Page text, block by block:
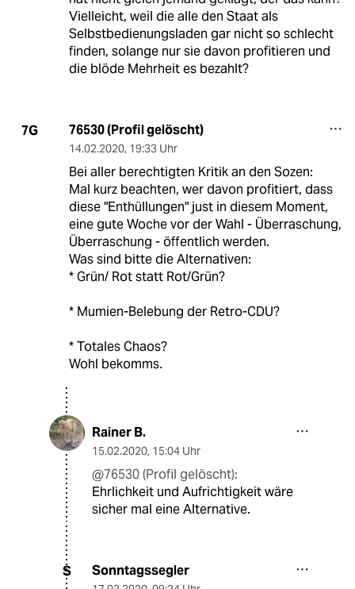
Vielleicht, weil die alle den Staat als
Selbstbedienungsladen gar nicht so schlecht
finden, solange nur sie davon profitieren und
die blöde Mehrheit es bezahlt?
7G 76530 (Profil gelöscht)
14.02.2020, 19:33 Uhr
Bei aller berechtigten Kritik an den Sozen:
Mal kurz beachten, wer davon profitiert, dass
diese "Enthüllungen" just in diesem Moment,
eine gute Woche vor der Wahl - Überraschung,
Überraschung - öffentlich werden.
Was sind bitte die Alternativen:
* Grün/ Rot statt Rot/Grün?
* Mumien-Belebung der Retro-CDU?
* Totales Chaos?
Wohl bekomms.
Rainer B.
15.02.2020, 15:04 Uhr
@76530 (Profil gelöscht):
Ehrlichkeit und Aufrichtigkeit wäre
sicher mal eine Alternative.
S Sonntagssegler